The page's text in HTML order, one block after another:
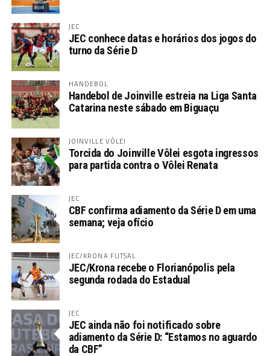
JEC
JEC conhece datas e horários dos jogos do
turno da Série D
HANDEBOL
Handebol de Joinville estreia na Liga Santa
Catarina neste sábado em Biguaçu
JOINVILLE VÔLEI
Torcida do Joinville Vôlei esgota ingressos
para partida contra o Vôlei Renata
JEC
CBF confirma adiamento da Série D em uma
semana; veja ofício
JEC/KRONA FUTSAL
JEC/Krona recebe o Florianópolis pela
segunda rodada do Estadual
JEC
JEC ainda não foi notificado sobre
adiamento da Série D: “Estamos no aguardo
da CBF”